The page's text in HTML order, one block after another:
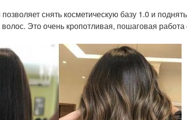
снять косметическую базу 1.0 и
Это очень кропотливая, пошаговая